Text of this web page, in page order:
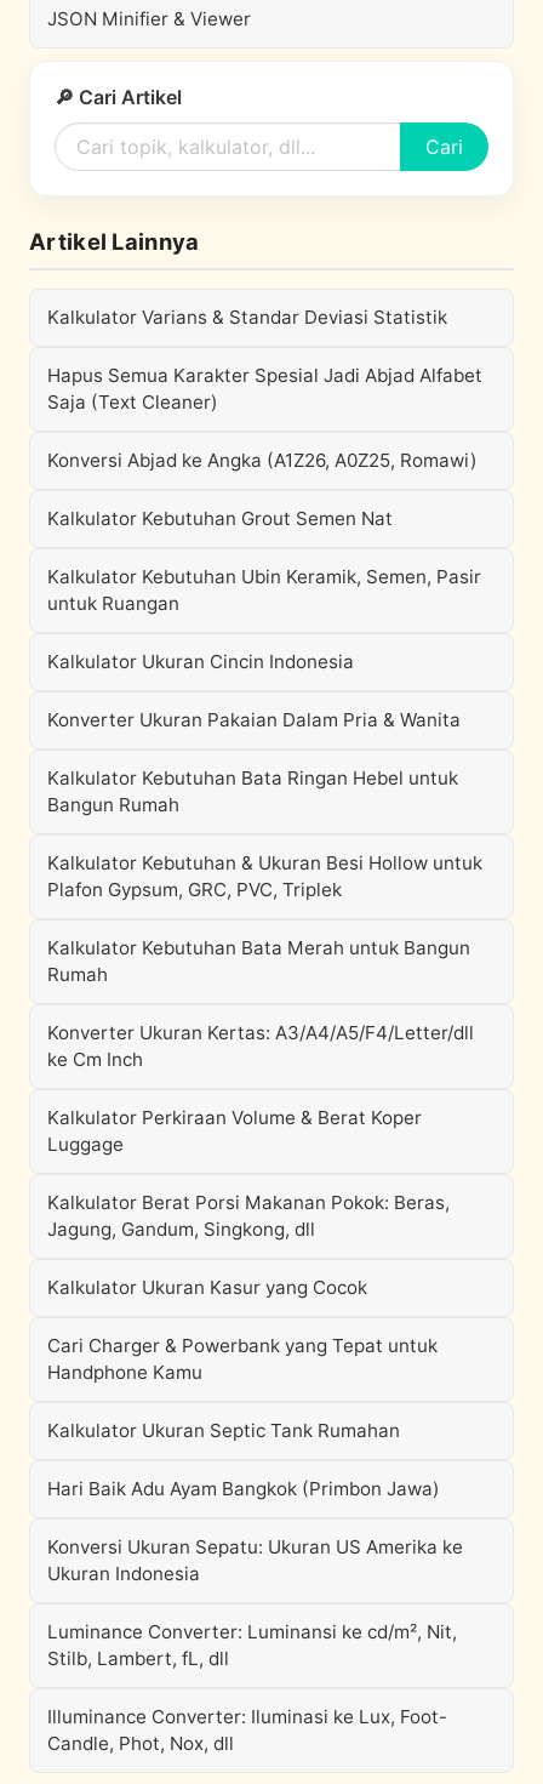
JSON Minifier & Viewer
🔎 Cari Artikel
Cari
Artikel Lainnya
Kalkulator Varians & Standar Deviasi Statistik
Hapus Semua Karakter Spesial Jadi Abjad Alfabet
Saja (Text Cleaner)
Konversi Abjad ke Angka (A1Z26, A0Z25, Romawi)
Kalkulator Kebutuhan Grout Semen Nat
Kalkulator Kebutuhan Ubin Keramik, Semen, Pasir
untuk Ruangan
Kalkulator Ukuran Cincin Indonesia
Konverter Ukuran Pakaian Dalam Pria & Wanita
Kalkulator Kebutuhan Bata Ringan Hebel untuk
Bangun Rumah
Kalkulator Kebutuhan & Ukuran Besi Hollow untuk
Plafon Gypsum, GRC, PVC, Triplek
Kalkulator Kebutuhan Bata Merah untuk Bangun
Rumah
Konverter Ukuran Kertas: A3/A4/A5/F4/Letter/dll
ke Cm Inch
Kalkulator Perkiraan Volume & Berat Koper
Luggage
Kalkulator Berat Porsi Makanan Pokok: Beras,
Jagung, Gandum, Singkong, dll
Kalkulator Ukuran Kasur yang Cocok
Cari Charger & Powerbank yang Tepat untuk
Handphone Kamu
Kalkulator Ukuran Septic Tank Rumahan
Hari Baik Adu Ayam Bangkok (Primbon Jawa)
Konversi Ukuran Sepatu: Ukuran US Amerika ke
Ukuran Indonesia
Luminance Converter: Luminansi ke cd/m², Nit,
Stilb, Lambert, fL, dll
Illuminance Converter: Iluminasi ke Lux, Foot-
Candle, Phot, Nox, dll